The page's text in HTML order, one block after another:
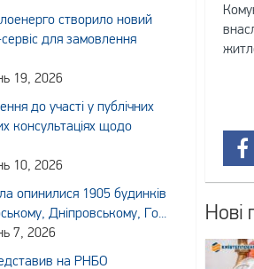
Нові
створило новий
для замовлення
19, 2026
до участі у публічних
консультаціях щодо
10, 2026
опинилися 1905 будинків
Дніпровському, Го...
7, 2026
на РНБО